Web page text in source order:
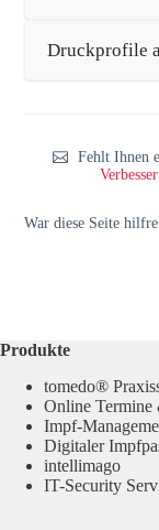
Druckprofile
Fehlt Ihnen
War diese Seite
Produkte
tomedo®
Online Termine
Impf-
Digitaler
intellimago
IT-Security